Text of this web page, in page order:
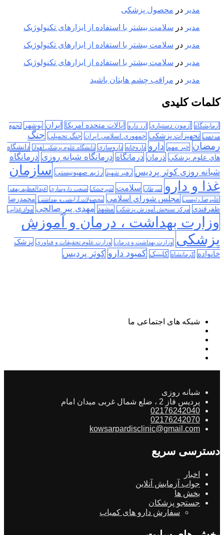
مدیر در محصول پزشکی
مدیر در سلامت بیشتر با استفاده از ابزارهای تکنولوژیک
مدیر در سلامت بیشتر با استفاده از ابزارهای تکنولوژیک
مدیر در سلامت بیشتر با استفاده از ابزارهای تکنولوژیک
مدیر در مراقب چشم هایتان باشید
کلمات کلیدی
آزمایشگاه آزمون دستیاری ارز دارو ایالات متحده امریکا ایران بوشهر
تجمع
مردمی تجهیزات پزشکی جمهوری اسلامی ایران جنگ تحمیلی جنگ
رمضان خبر مهم دارو داروخانه داروسازی دانشگاه علوم پزشکی اهواز
دانشگاه
های علوم پزشکی درمان درمانگاه درمانگاه شبانه روزی درمانگاه
شبانه روزی کوثر پردیس رهبر شهید رژیم صهیونیستی سازمان
غذا و دارو
سرطان سلامت شیرخشک صنعت داروسازی عبدالعظیم بهفر
علیرضا رئیسی مجلس شورای اسلامی محصولات آرایشی و بهداشتی محمدرضا
ظفرقندی مرکز سنجش آموزش پزشکی مشهد مهدی پیر صالحی مواد غذایی
وزارت بهداشت ، درمان و آموزش
پزشکی وزارت بهداشت و درمان وزارت علوم تحقیقات و فناوری پزشک
خانواده کرمانشاه کلینیک کمبود دارو کوثر پردیس
شبکه های اجتماعی ما
شبانه روزی
پردیس فاز 2 ، ضلع شمال غربی میدان امام
02176242040
02176242070
kowsarpardisclinic@gmail.com
دسترسی سریع
اخبار
جواب آزمایش آنلاین
بخش ها
جستجو پزشکان
سفارش دارو های کمیاب